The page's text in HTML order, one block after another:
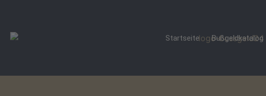
Startseite Bußgeldkatalog